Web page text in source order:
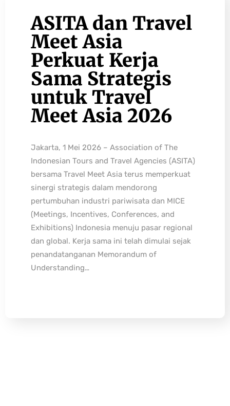
ASITA dan Travel
Meet Asia
Perkuat Kerja
Sama Strategis
untuk Travel
Meet Asia 2026
Jakarta, 1 Mei 2026 – Association of The
Indonesian Tours and Travel Agencies (ASITA)
bersama Travel Meet Asia terus memperkuat
sinergi strategis dalam mendorong
pertumbuhan industri pariwisata dan MICE
(Meetings, Incentives, Conferences, and
Exhibitions) Indonesia menuju pasar regional
dan global. Kerja sama ini telah dimulai sejak
penandatanganan Memorandum of
Understanding…